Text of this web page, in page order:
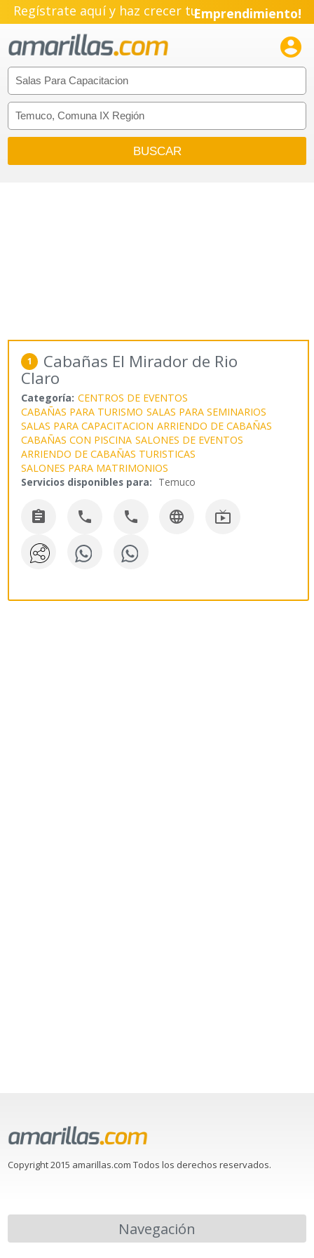
Regístrate aquí y haz crecer tuEmprendimiento!

1 Cabañas El Mirador de Rio
Claro
Categoría: CENTROS DE EVENTOS
CABAÑAS PARA TURISMO SALAS PARA SEMINARIOS
SALAS PARA CAPACITACION ARRIENDO DE CABAÑAS
CABAÑAS CON PISCINA SALONES DE EVENTOS
ARRIENDO DE CABAÑAS TURISTICAS
SALONES PARA MATRIMONIOS
Servicios disponibles para: Temuco
    
Copyright 2015 amarillas.com Todos los derechos reservados.
Navegación